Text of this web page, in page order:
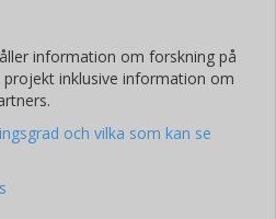
information om forskning på
inklusive information om
och vilka som kan se